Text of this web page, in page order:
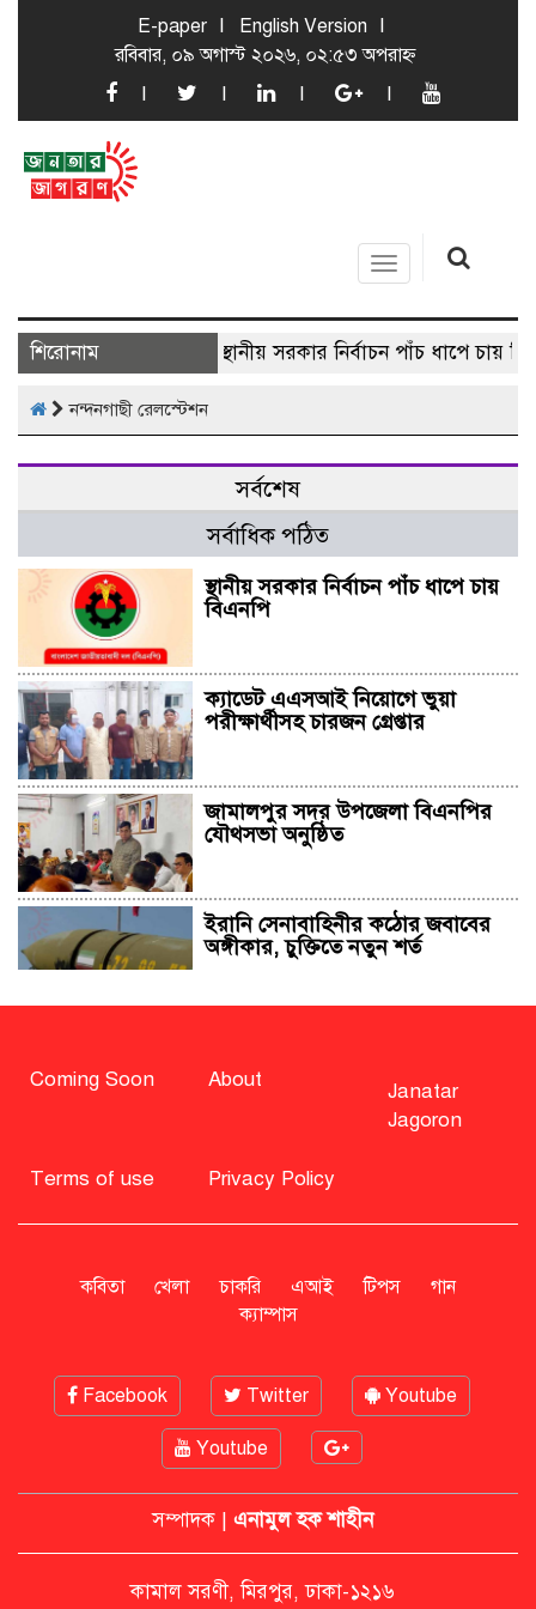
E-paper
English Version
রবিবার, ০৯ অগাস্ট ২০২৬, ০২:৫৩ অপরাহ্ন
Toggle
navigation
শিরোনাম স্থানীয় সরকার নির্বাচন পাঁচ ধাপে চায়
নন্দনগাছী রেলস্টেশন
সর্বশেষ
সর্বাধিক পঠিত
স্থানীয় সরকার নির্বাচন পাঁচ ধাপে চায়
বিএনপি
ক্যাডেট এএসআই নিয়োগে ভুয়া
পরীক্ষার্থীসহ চারজন গ্রেপ্তার
জামালপুর সদর উপজেলা বিএনপির
যৌথসভা অনুষ্ঠিত
ইরানি সেনাবাহিনীর কঠোর জবাবের
অঙ্গীকার, চুক্তিতে নতুন শর্ত
মির্জা ফখরুলের প্রতিক্রিয়া
এনসিপি
রাষ্ট্রপতি অবসর সুবিধা কী পাবেন মো.
সাহাবুদ্দিন
মশার কয়েল জ্বালাতে বিস্ফোরণে দগ্ধ
পোশাকশ্রমিক দম্পতি
নিট প্রশ্নফাঁস নিয়ে নীরবতা ভাঙলেন
Coming Soon About
Janatar
Jagoron
Terms of use Privacy Policy
কবিতা খেলা চাকরি এআই টিপস
গান
ক্যাম্পাস
Facebook Twitter Youtube
Youtube
সম্পাদক | এনামুল হক শাহীন
কামাল সরণী, মিরপুর, ঢাকা-১২১৬